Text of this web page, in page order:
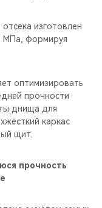
изготовлен
МПа, формируя
оптимизировать
прочности
днища для
каркас
щит.
прочность